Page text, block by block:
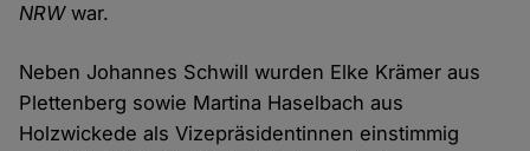
NRWwar.
Neben Johannes Schwill wurden Elke Krämer aus
Plettenberg sowie Martina Haselbach aus
Holzwickede als Vizepräsidentinnen einstimmig